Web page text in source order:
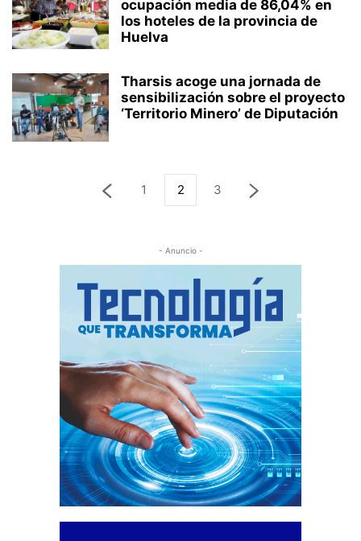
ocupación media de 86,04% en
los hoteles de la provincia de
Huelva
Tharsis acoge una jornada de
sensibilización sobre el proyecto
‘Territorio Minero’ de Diputación
1 2 3
- Anuncio -